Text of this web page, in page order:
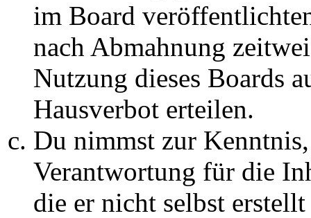
im Board
nach Abmahnung
Nutzung dieses Boards
Hausverbot erteilen.
Du nimmst zur
Verantwortung für die
die er nicht selbst